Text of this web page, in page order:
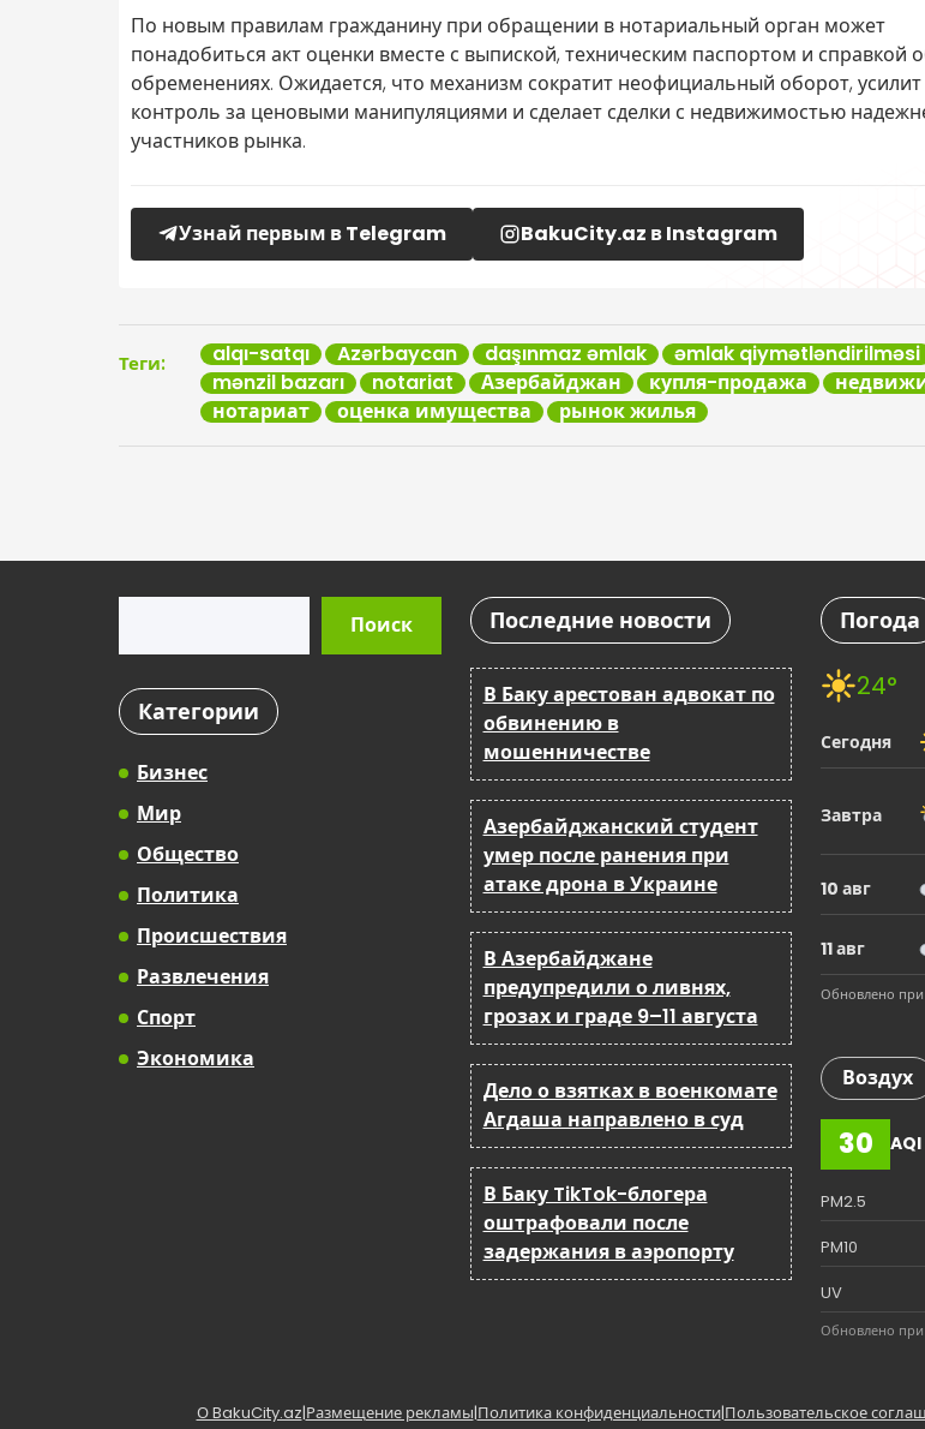
По новым правилам гражданину при обращении в нотариальный орган может
понадобиться акт оценки вместе с выпиской, техническим паспортом и справкой
обременениях. Ожидается, что механизм сократит неофициальный оборот, усилит
контроль за ценовыми манипуляциями и сделает сделки с недвижимостью
участников рынка.
Узнай первым в Telegram BakuCity.az в Instagram
Теги: alqı-satqı Azərbaycan daşınmaz əmlak
əmlak qiymətləndirilməsi
mənzil bazarı
notariat Азербайджан купля-продажа
нотариат
оценка имущества рынок жилья
Поиск
Категории
Бизнес
Мир
Общество
Политика
Происшествия
Развлечения
Спорт
Экономика
Последние новости
В Баку арестован адвокат по
обвинению в
мошенничестве
Азербайджанский студент
умер после ранения при
атаке дрона в Украине
В Азербайджане
предупредили о ливнях,
грозах и граде 9–11 августа
Дело о взятках в военкомате
Агдаша направлено в суд
В Баку TikTok-блогера
оштрафовали после
задержания в аэропорту
Погода
24°
Сегодня
Завтра
10 авг
11 авг
Обновлено
Воздух
30
PM2.5
PM10
UV
Обновлено
О BakuCity.az|Размещение рекламы|Политика конфиденциальности|Пользовательское